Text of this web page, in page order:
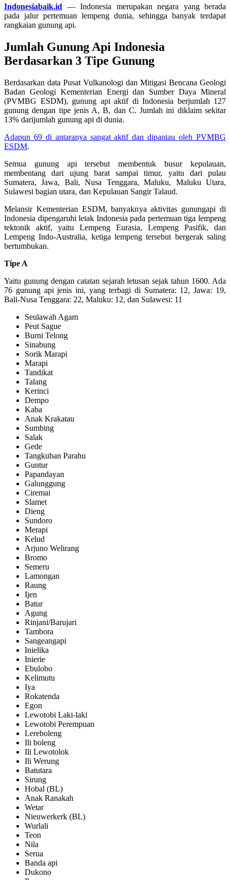
Indonesiabaik.id — Indonesia merupakan negara yang berada
pada jalur pertemuan lempeng dunia, sehingga banyak terdapat
rangkaian gunung api.
Jumlah Gunung Api Indonesia
Berdasarkan 3 Tipe Gunung
Berdasarkan data Pusat Vulkanologi dan Mitigasi Bencana Geologi
Badan Geologi Kementerian Energi dan Sumber Daya Mineral
(PVMBG ESDM), gunung api aktif di Indonesia berjumlah 127
gunung dengan tipe jenis A, B, dan C. Jumlah ini diklaim sekitar
13% darijumlah gunung api di dunia.
Adapun 69 di antaranya sangat aktif dan dipantau oleh PVMBG
ESDM.
Semua gunung api tersebut membentuk busur kepulauan,
membentang dari ujung barat sampai timur, yaitu dari pulau
Sumatera, Jawa, Bali, Nusa Tenggara, Maluku, Maluku Utara,
Sulawesi bagian utara, dan Kepulauan Sangir Talaud.
Melansir Kementerian ESDM, banyaknya aktivitas gunungapi di
Indonesia dipengaruhi letak Indonesia pada pertemuan tiga lempeng
tektonik aktif, yaitu Lempeng Eurasia, Lempeng Pasifik, dan
Lempeng Indo-Australia, ketiga lempeng tersebut bergerak saling
bertumbukan.
Tipe A
Yaitu gunung dengan catatan sejarah letusan sejak tahun 1600. Ada
76 gunung api jenis ini, yang terbagi di Sumatera: 12, Jawa: 19,
Bali-Nusa Tenggara: 22, Maluku: 12, dan Sulawesi: 11
Seulawah Agam
Peut Sague
Burni Telong
Sinabung
Sorik Marapi
Marapi
Tandikat
Talang
Kerinci
Dempo
Kaba
Anak Krakatau
Sumbing
Salak
Gede
Tangkuban Parahu
Guntur
Papandayan
Galunggung
Ciremai
Slamet
Dieng
Sundoro
Merapi
Kelud
Arjuno Welirang
Bromo
Semeru
Lamongan
Raung
Ijen
Batur
Agung
Rinjani/Barujari
Tambora
Sangeangapi
Inielika
Inierie
Ebulobo
Kelimutu
Iya
Rokatenda
Egon
Lewotobi Laki-laki
Lewotobi Perempuan
Lereboleng
Ili boleng
Ili Lewotolok
Ili Werung
Batutara
Sirung
Hobal (BL)
Anak Ranakah
Wetar
Nieuwerkerk (BL)
Wurlali
Teon
Nila
Serua
Banda api
Dukono